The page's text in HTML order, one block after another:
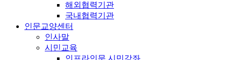
해외협력기관
국내협력기관
인문교양센터
인사말
시민교육
인프라인문 시민강좌